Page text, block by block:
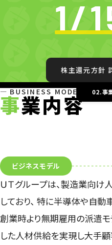
1/
株主還元方針
02.事
BUSINESS MODEL
事業内容
ビジネスモデル
ＵＴグループは、製造業向
しており、 特に半導体や自動
創業時より無期雇用の派遣モ
した人材供給を実現し大手